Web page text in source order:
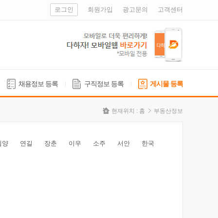
로그인 회원가입 광고문의 고객센터
채용정보 등록 구직정보 등록 게시물 등록
현재위치 : 홈 부동산정보
양 연길 장춘 이우 소주 서안 한국